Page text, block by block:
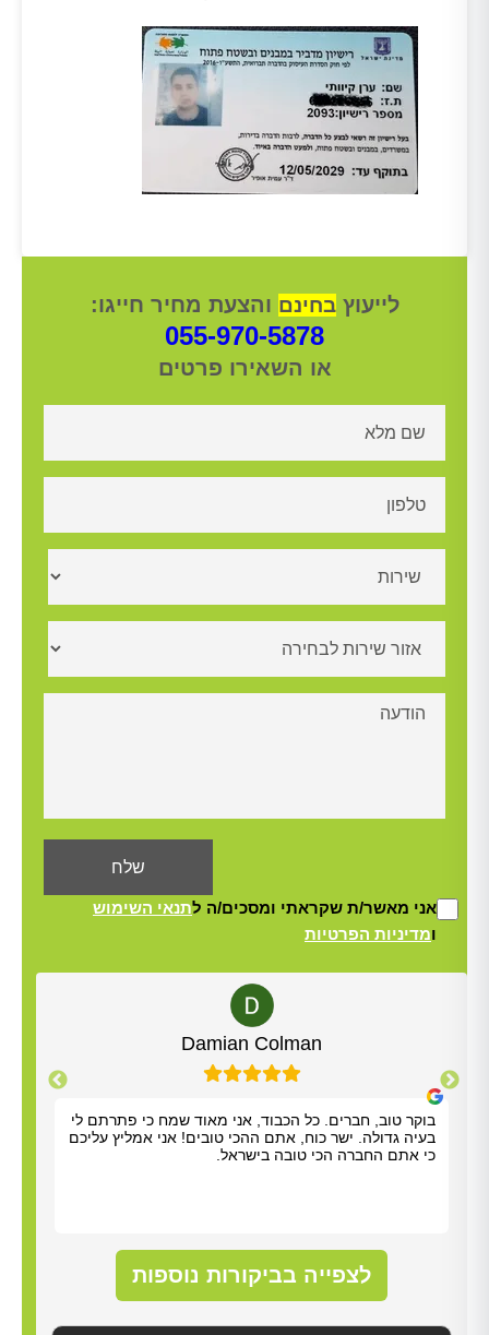
לייעוץבחינם והצעת מחיר חייגו:
055-970-5878
או השאירו פרטים
אני מאשר/ת שקראתי ומסכים/ה לתנאי השימוש
ומדיניות הפרטיות
Yisrael Woolf
תודה על כל העזרה. התרשמנו מאוד מנריה לויאני. הוא
הגיע תוך שעה, ביצע את העבודה מהר ונתן לנו הסברים
ברורים. כל הכבוד!
לצפייה בביקורות נוספות